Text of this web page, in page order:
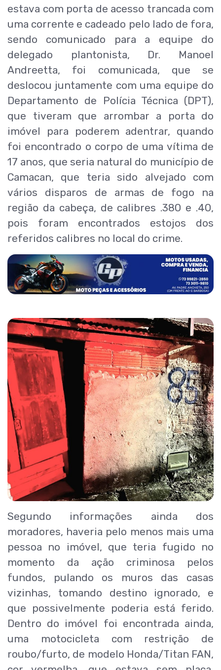
estava com porta de acesso trancada com
uma corrente e cadeado pelo lado de fora,
sendo comunicado para a equipe do
delegado plantonista, Dr. Manoel
Andreetta, foi comunicada, que se
deslocou juntamente com uma equipe do
Departamento de Polícia Técnica (DPT),
que tiveram que arrombar a porta do
imóvel para poderem adentrar, quando
foi encontrado o corpo de uma vítima de
17 anos, que seria natural do município de
Camacan, que teria sido alvejado com
vários disparos de armas de fogo na
região da cabeça, de calibres .380 e .40,
pois foram encontrados estojos dos
referidos calibres no local do crime.
Segundo informações ainda dos
moradores, haveria pelo menos mais uma
pessoa no imóvel, que teria fugido no
momento da ação criminosa pelos
fundos, pulando os muros das casas
vizinhas, tomando destino ignorado, e
que possivelmente poderia está ferido.
Dentro do imóvel foi encontrada ainda,
uma motocicleta com restrição de
roubo/furto, de modelo Honda/Titan FAN,